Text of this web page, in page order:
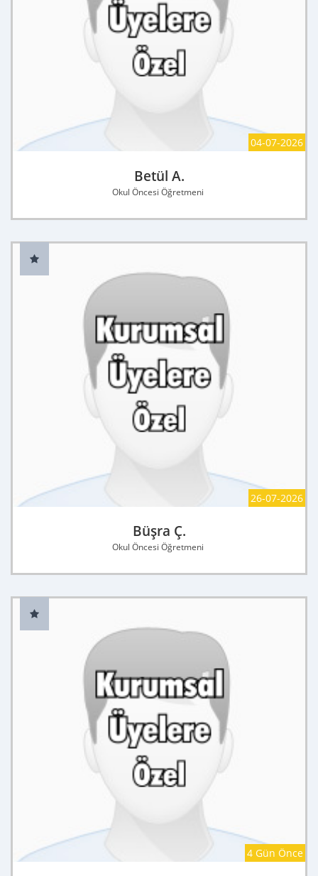
04-07-2026
Betül A.
Okul Öncesi Öğretmeni
26-07-2026
Büşra Ç.
Okul Öncesi Öğretmeni
4 Gün Önce